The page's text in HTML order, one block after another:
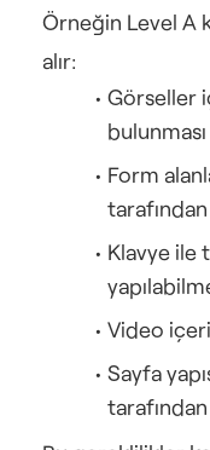
Örneğin Level A
alır:
Görseller
bulunması
Form
Klavye ile
Video
Sayfa
tarafından